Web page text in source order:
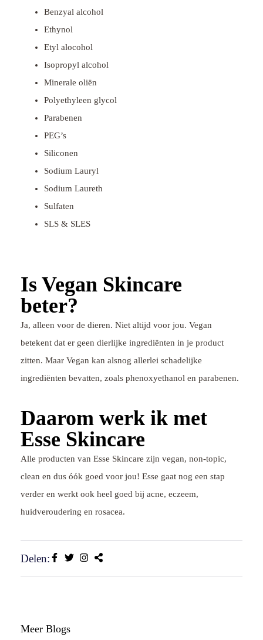
Benzyal alcohol
Ethynol
Etyl alocohol
Isopropyl alcohol
Minerale oliën
Polyethyleen glycol
Parabenen
PEG’s
Siliconen
Sodium Lauryl
Sodium Laureth
Sulfaten
SLS & SLES
Is Vegan Skincare
beter?
Ja, alleen voor de dieren. Niet altijd voor jou. Vegan
betekent dat er geen dierlijke ingrediënten in je product
zitten. Maar Vegan kan alsnog allerlei schadelijke
ingrediënten bevatten, zoals phenoxyethanol en parabenen.
Daarom werk ik met
Esse Skincare
Alle producten van Esse Skincare zijn vegan, non-topic,
clean en dus óók goed voor jou! Esse gaat nog een stap
verder en werkt ook heel goed bij acne, eczeem,
huidveroudering en rosacea.
Delen:
Meer Blogs